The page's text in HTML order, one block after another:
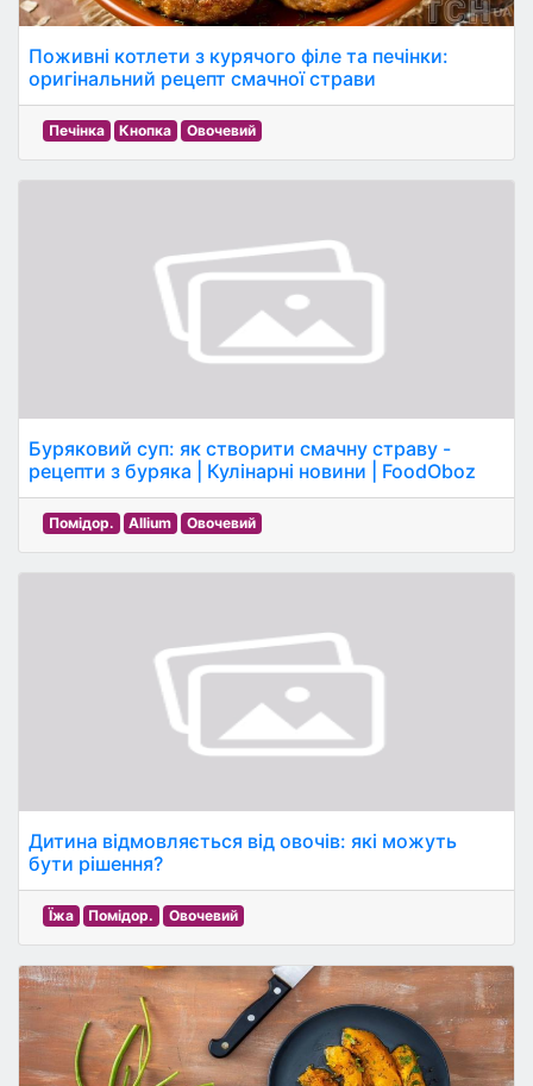
Поживні котлети з курячого філе та печінки:
оригінальний рецепт смачної страви
Печінка Кнопка Овочевий
Буряковий суп: як створити смачну страву -
рецепти з буряка | Кулінарні новини | FoodOboz
Помідор. Allium Овочевий
Дитина відмовляється від овочів: які можуть
бути рішення?
Їжа Помідор. Овочевий